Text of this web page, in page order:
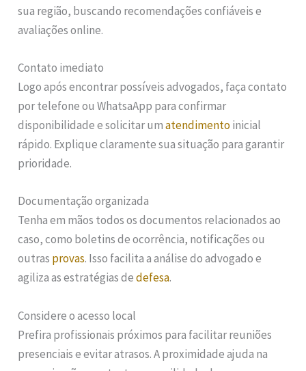
sua região, buscando recomendações confiáveis e
avaliações online.
Contato imediato
Logo após encontrar possíveis advogados, faça contato
por telefone ou WhatsaApp para confirmar
disponibilidade e solicitar umatendimentoinicial
rápido. Explique claramente sua situação para garantir
prioridade.
Documentação organizada
Tenha em mãos todos os documentos relacionados ao
caso, como boletins de ocorrência, notificações ou
outras provas. Isso facilita a análise do advogado e
agiliza as estratégias dedefesa.
Considere o acesso local
Prefira profissionais próximos para facilitar reuniões
presenciais e evitar atrasos. A proximidade ajuda na